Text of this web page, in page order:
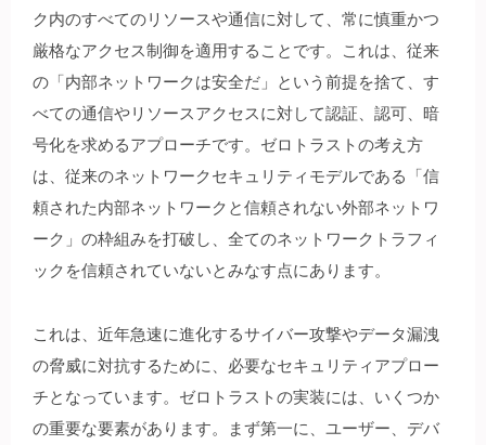
ク内のすべてのリソースや通信に対して、常に慎重かつ
厳格なアクセス制御を適用することです。これは、従来
の「内部ネットワークは安全だ」という前提を捨て、す
べての通信やリソースアクセスに対して認証、認可、暗
号化を求めるアプローチです。ゼロトラストの考え方
は、従来のネットワークセキュリティモデルである「信
頼された内部ネットワークと信頼されない外部ネットワ
ーク」の枠組みを打破し、全てのネットワークトラフィ
ックを信頼されていないとみなす点にあります。
これは、近年急速に進化するサイバー攻撃やデータ漏洩
の脅威に対抗するために、必要なセキュリティアプロー
チとなっています。ゼロトラストの実装には、いくつか
の重要な要素があります。まず第一に、ユーザー、デバ